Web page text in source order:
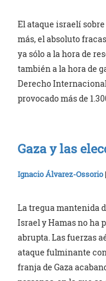
El ataque israelí
más, el absoluto
ya sólo a la hora de
también a la hora de
Derecho
provocado más de
Gaza y las
Ignacio Álvarez-Ossorio|
La tregua mantenida
Israel y Hamas no ha
abrupta. Las fuerzas
ataque fulminante
franja de Gaza